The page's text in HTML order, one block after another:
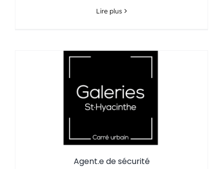
Lire plus
Agent.e de sécurité